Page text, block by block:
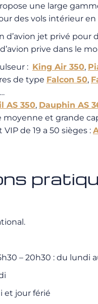
une large
des vols intérieur
d’avion jet privé
prive dans le
: King Air 350,
de type Falcon 50,
AS 350, Dauphin AS
moyenne et grande
de 19 a 50 sièges :
– 20h30 : du lundi
et jour férié